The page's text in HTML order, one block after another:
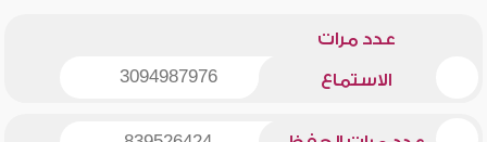
عدد مرات
الاستماع 3094987976